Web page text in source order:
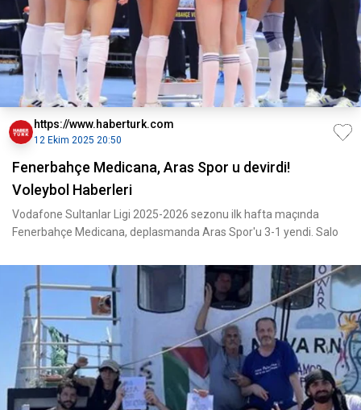
https://www.haberturk.com
12 Ekim 2025 20:50
Fenerbahçe Medicana, Aras Spor u devirdi!
Voleybol Haberleri
Vodafone Sultanlar Ligi 2025-2026 sezonu ilk hafta maçında
Fenerbahçe Medicana, deplasmanda Aras Spor'u 3-1 yendi. Salo